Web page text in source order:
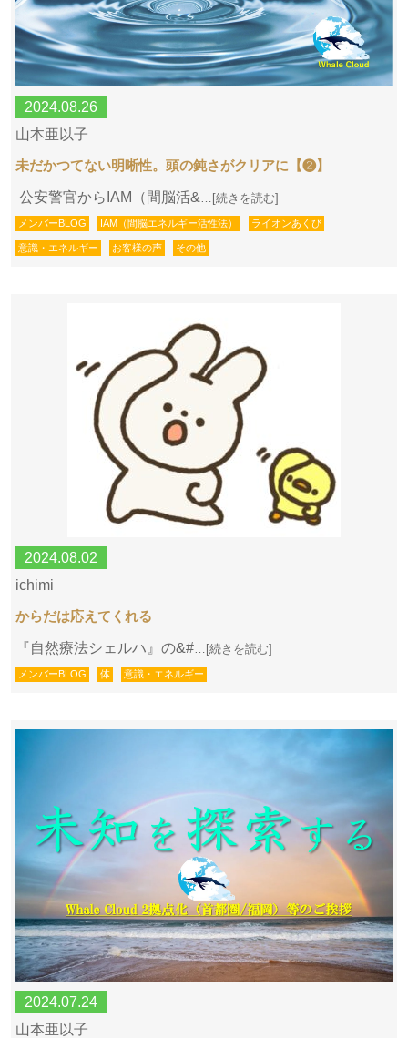
2024.08.26
山本亜以子
未だかつてない明晰性。頭の鈍さがクリアに【❷】
公安警官からIAM（間脳活&…[続きを読む]
メンバーBLOG IAM（間脳エネルギー活性法） ライオンあくび
意識・エネルギー お客様の声 その他
2024.08.02
ichimi
からだは応えてくれる
『自然療法シェルハ』の&#…[続きを読む]
メンバーBLOG 体 意識・エネルギー
2024.07.24
山本亜以子